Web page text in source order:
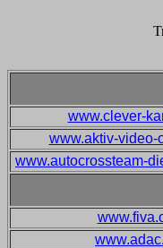
www.clever-
www.aktiv-video-
www.autocrossteam-